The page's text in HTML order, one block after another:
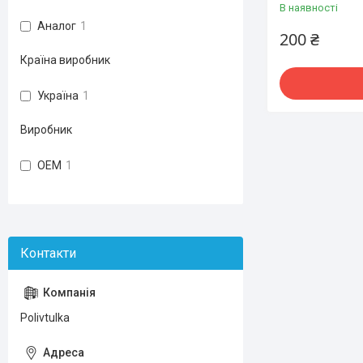
В наявності
200 ₴
Аналог 1
Країна виробник
Україна 1
Виробник
OEM 1
Polivtulka